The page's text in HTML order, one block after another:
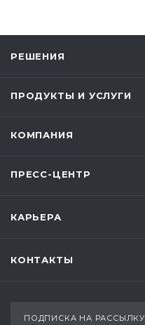
РЕШЕНИЯ
ПРОДУКТЫ И УСЛУГИ
КОМПАНИЯ
ПРЕСС-ЦЕНТР
КАРЬЕРА
КОНТАКТЫ
ПОДПИСКА НА РАССЫЛКУ